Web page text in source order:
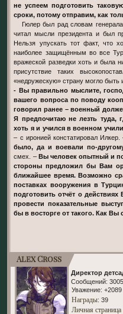
не успеем подготовить
сроки, потому отправим, как
Гюлер был рад словам генерала
читал мысли президента и был
Нельзя упускать тот факт, что
наиболее защищённым во все
вражеской разведки хоть и была
присутствие таких
«недружескую» страну могло быть
- Вы правильно мыслите,
вашего вопроса по поводу
говорил ранее – военный
Я предпочитаю не лезть туда,
хоть я и учился в военном
– с иронией констатировал Илкер.
было, да и воевали по-
смех. –Вы человек опытный и
стороны предложил бы Вам
ближайшее время. Возможно
поставках вооружения в
подготовить отчёт о
провести показательные
бы в восторге от такого. Как Вы
Alex Cross
Директор
Сообщений: 3005
Уважение: +2089
Награды: 39
Личная страница